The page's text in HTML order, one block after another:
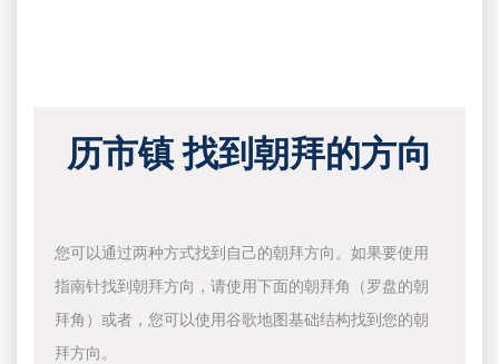
历市镇 找到朝拜的方向
您可以通过两种方式找到自己的朝拜方向。如果要使用
指南针找到朝拜方向，请使用下面的朝拜角（罗盘的朝
拜角）或者，您可以使用谷歌地图基础结构找到您的朝
拜方向。